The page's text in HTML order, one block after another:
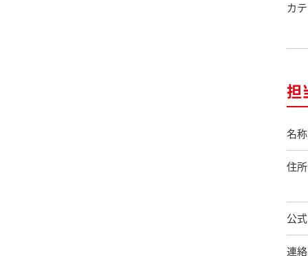
カ
担
名称
住所
公
連